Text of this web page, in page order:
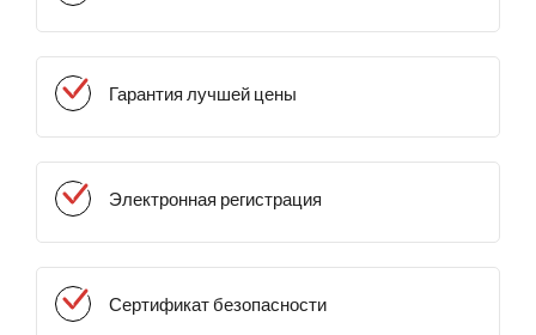
Гарантия лучшей цены
Электронная регистрация
Сертификат безопасности